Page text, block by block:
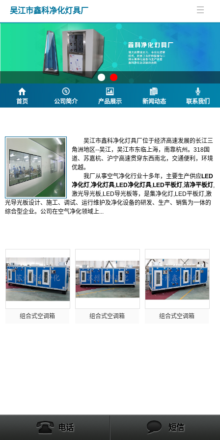
吴江市鑫科净化灯具厂
首页 公司简介 产品展示 新闻动态 联系我们
吴江市鑫科净化灯具厂位于经济高速发展的长江三
角洲地区--吴江，吴江市东临上海，南靠杭州。318国
道、苏嘉杭、沪宁高速贯穿东西南北，交通便利，环境
优越。
我厂从事空气净化行业十多年， 主要生产供应LED
净化灯,净化灯具,LED净化灯具,LED平板灯,洁净平板灯,
激光导光板,LED导光板等， 是集净化灯,LED平板灯,激
光导光板设计、施工、调试、运行维护及净化设备的研发、生产、销售为一体的
综合型企业。公司在空气净化领域上...
组合式空调箱 组合式空调箱 组合式空调箱
电话 短信